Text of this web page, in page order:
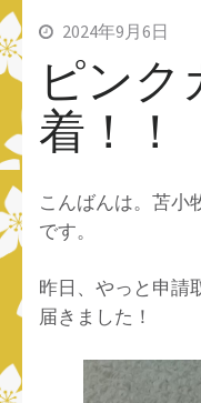
2024年9月6日
ピンク
着！！
こんばんは。苫小
です。
昨日、やっと申請
届きました！